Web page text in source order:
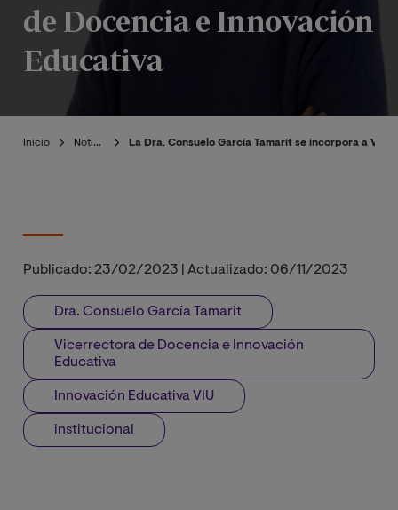
de Docencia e Innovación
Educativa
Inicio Noticias La Dra. Consuelo García Tamarit se incorpora a
Publicado: 23/02/2023 Actualizado: 06/11/2023
Dra. Consuelo García Tamarit
Vicerrectora de Docencia e Innovación
Educativa
Innovación Educativa VIU
institucional